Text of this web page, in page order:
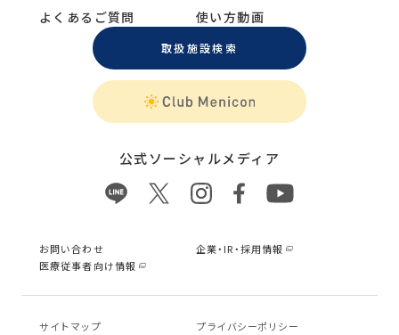
よくあるご質問 使い方動画
取扱施設検索
公式ソーシャルメディア
お問い合わせ
企業・IR・採用情報
医療従事者向け情報
サイトマップ
プライバシーポリシー